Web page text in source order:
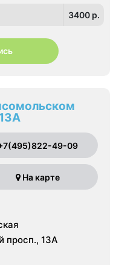
3400 p.
49-09
На карте
просп., 13А